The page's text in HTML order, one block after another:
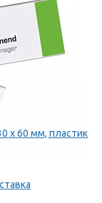
х 60 мм, пластик